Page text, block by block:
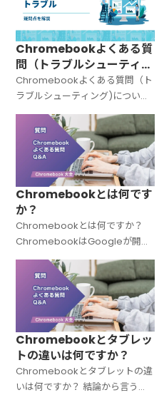
Chromebookよくある質
問（トラブルシューティン
グ)
Chromebookよくある質問（ト
ラブルシューティング)について
まとめました。
Chromebookとは何です
か？
Chromebookとは何ですか？
ChromebookはGoogleが開発
した「Chrome OS（クローム
OS）」を搭載したノートパソコ
ンの総称です。Windowsでも
Macでもない
Chromebookとタブレッ
トの違いは何ですか？
Chromebookとタブレットの違
いは何ですか？ 結論から言う